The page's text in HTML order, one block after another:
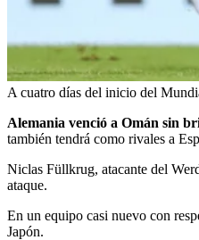
A cuatro días del inicio del
Alemania venció a Omán sin
también tendrá como rivales a
Niclas Füllkrug, atacante del
ataque.
En un equipo casi nuevo con
Japón.